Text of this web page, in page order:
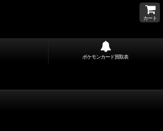
カート
ポケモンカード買取表